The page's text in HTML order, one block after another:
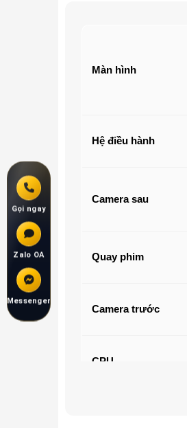
Màn hình
Hệ điều hành
Camera sau
Quay phim
Camera trước
CPU
Gọi ngay
Zalo OA
Messenger